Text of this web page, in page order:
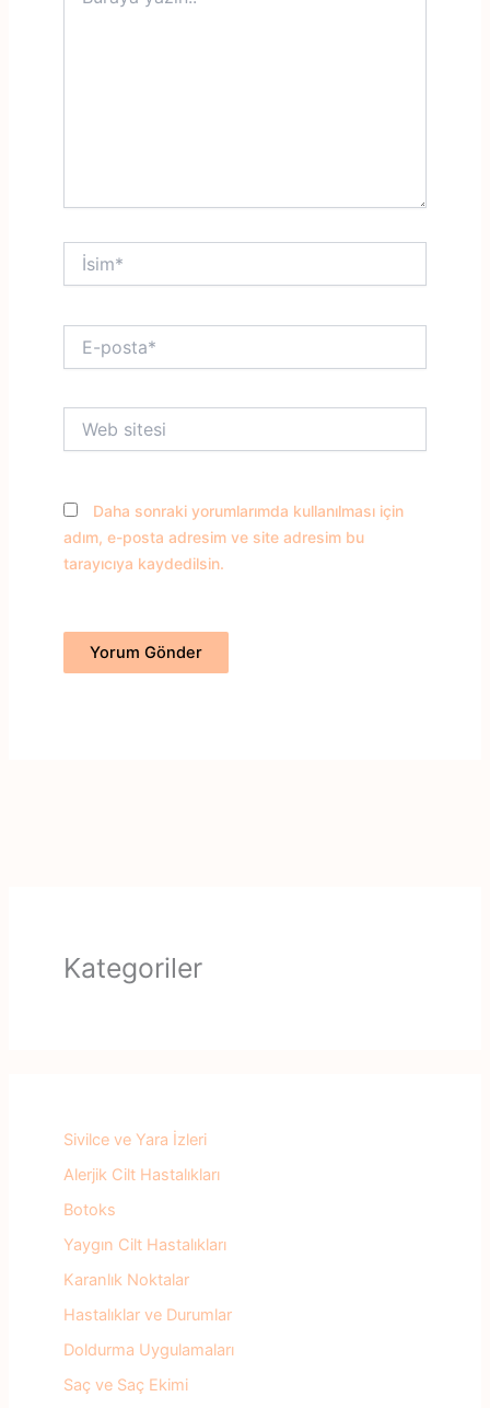
İsim*
posta*
sitesi
Daha sonraki yorumlarımda kullanılması için
adım, e-posta adresim ve site adresim bu
tarayıcıya kaydedilsin.
Kategoriler
Sivilce ve Yara İzleri
Alerjik Cilt Hastalıkları
Botoks
Yaygın Cilt Hastalıkları
Karanlık Noktalar
Hastalıklar ve Durumlar
Doldurma Uygulamaları
Saç ve Saç Ekimi